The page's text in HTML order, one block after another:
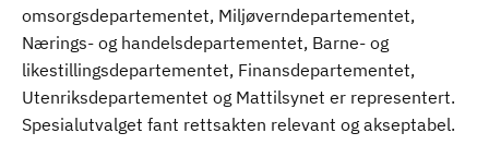
omsorgsdepartementet, Miljøverndepartementet,
Nærings- og handelsdepartementet, Barne- og
likestillingsdepartementet, Finansdepartementet,
Utenriksdepartementet og Mattilsynet er representert.
Spesialutvalget fant rettsakten relevant og akseptabel.